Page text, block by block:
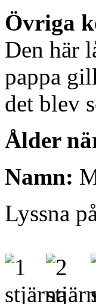
Övriga
Den här
pappa
det blev
Ålder
Namn:
Lyssna